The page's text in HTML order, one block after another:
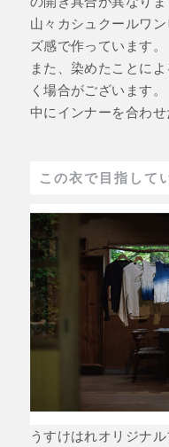
山々カシュクールワ
ズ感で作っています。
また、染めたことに
く場合がございます。
中にインナーを合わせ
この衣で目指して
うすけはれオリジ